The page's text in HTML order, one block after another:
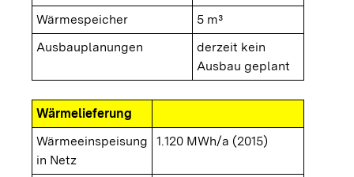
Wärmespeicher
5 m³
Ausbauplanungen
derzeit kein
Ausbau geplant
Wärmelieferung
Wärmeeinspeisung
in Netz
1.120 MWh/a (2015)